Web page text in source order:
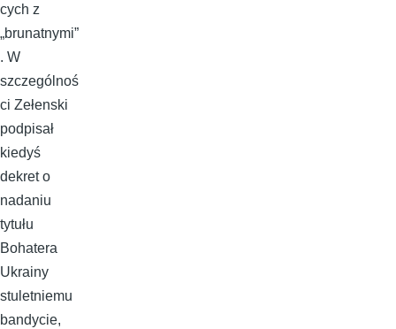
cych z
„brunatnymi”
. W
szczególnoś
ci Zełenski
podpisał
kiedyś
dekret o
nadaniu
tytułu
Bohatera
Ukrainy
stuletniemu
bandycie,